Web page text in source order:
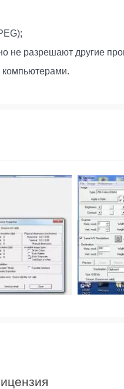
не разрешают другие
компьютерами.